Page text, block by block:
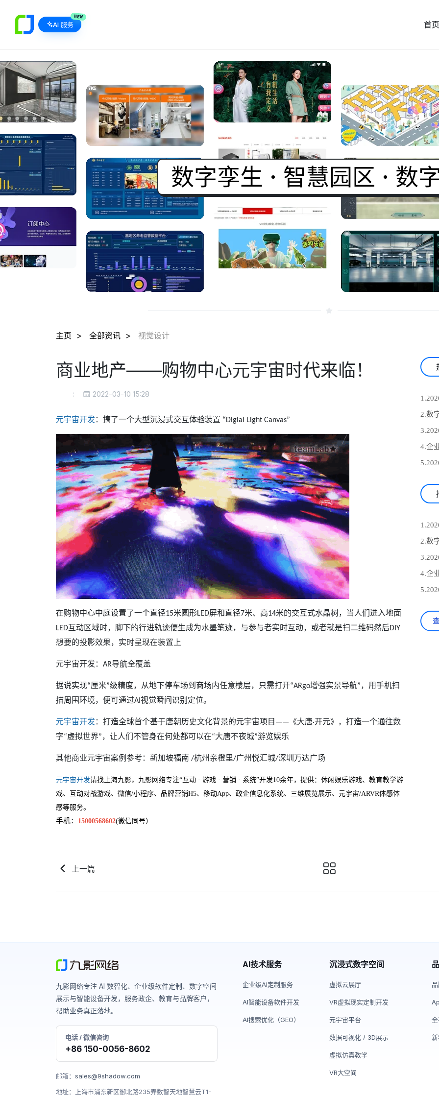
AI 服务
NEW
首页
数字孪生 · 智慧园区 ·
主页 全部资讯 视觉设计
商业地产——购物中心元宇宙时代来临！
2022-03-10 15:28
元宇宙开发 ：搞了一个大型沉浸式交互体验装置 “Digial Light Canvas”
在购物中心中庭设置了一个直径15米圆形LED屏和直径7米、高14米的交互式水晶树，当人们进入地面
LED互动区域时，脚下的行进轨迹便生成为水墨笔迹，与参与者实时互动，或者就是扫二维码然后DIY
想要的投影效果，实时呈现在装置上
元宇宙开发 ： AR导航全覆盖
据说实现“厘米”级精度，从地下停车场到商场内任意楼层，只需打开“ARgo增强实景导航”，用手机扫
描周围环境，便可通过AI视觉瞬间识别定位。
元宇宙开发 ：打造全球首个基于唐朝历史文化背景的元宇宙项目 —— 《大唐·开元》，打造一个通往数
字“虚拟世界”，让人们不管身在何处都可以在“大唐不夜城”游览娱乐
其他商业元宇宙案例参考：新加坡福南 /杭州亲橙里/广州悦汇城/深圳万达广场
元宇宙开发请找上海九影，九影网络专注“互动 · 游戏 · 营销 · 系统”开发10余年，提供：休闲娱乐游戏、教育教学游
戏、互动对战游戏、微信/小程序、品牌营销H5、移动App、政企信息化系统、三维展览展示、元宇宙/ARVR体感体
感等服务。
手机： 15000568602(微信同号）
上一篇
九影网络专注 AI 数智化、企业级软件定制、数字空间
展示与智能设备开发，服务政企、教育与品牌客户，
帮助业务真正落地。
电话 / 微信咨询
+86 150-0056-8602
邮箱： sales@9shadow.com
地址：上海市浦东新区御北路235弄数智天地智慧云T1-
AI技术服务
企业级AI定制服务
AI智能设备软件开发
AI搜索优化（GEO）
沉浸式数字空间
虚拟云展厅
VR虚拟现实定制开发
元宇宙平台
数据可视化 / 3D展示
虚拟仿真教学
VR大空间